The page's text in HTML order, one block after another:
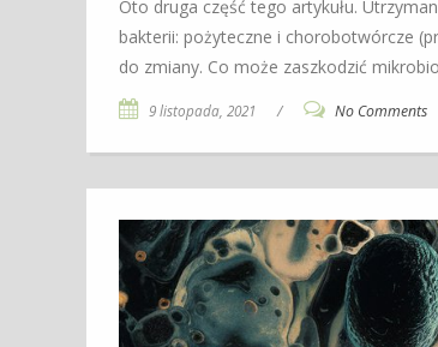
Oto druga część tego artykułu.
bakterii: pożyteczne i chorobotwórcze
do zmiany. Co może zaszkodzić
9 listopada, 2021 / No Comments